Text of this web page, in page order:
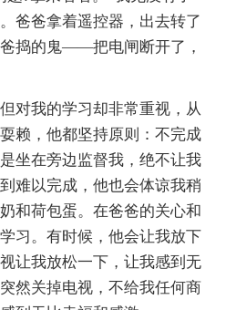
爸爸拿着遥控器，出去转了
捣的鬼——把电闸断开了，
我的学习却非常重视，从
赖，他都坚持原则：不完成
坐在旁边监督我，绝不让我
难以完成，他也会体谅我稍
和荷包蛋。在爸爸的关心和
习。有时候，他会让我放下
让我放松一下，让我感到无
然关掉电视，不给我任何商